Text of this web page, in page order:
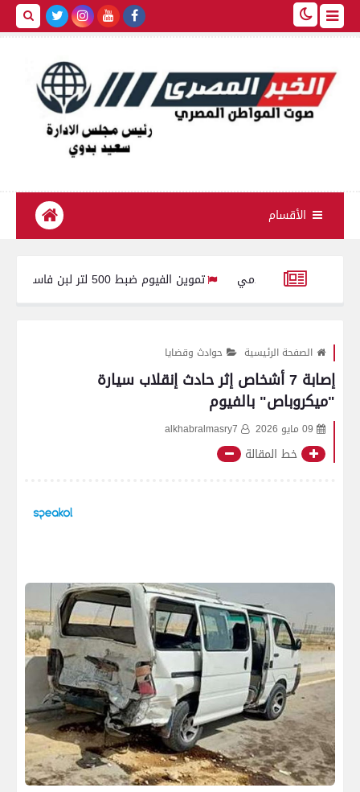
الأقسام
تموين الفيوم ضبط 500 لتر لبن فاسد وغير صالح للاستهلاك الآدمى قبل طرحه بالأسواق
الصفحة الرئيسية حوادث وقضايا
إصابة 7 أشخاص إثر حادث إنقلاب سيارة
"ميكروباص" بالفيوم
09 مايو 2026 alkhabralmasry7
خط المقالة